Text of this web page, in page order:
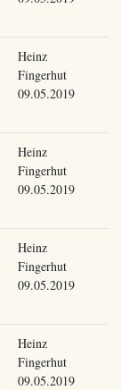
Heinz
Fingerhut
09.05.2019
Heinz
Fingerhut
09.05.2019
Heinz
Fingerhut
09.05.2019
Heinz
Fingerhut
09.05.2019